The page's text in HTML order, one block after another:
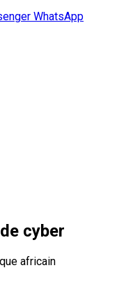
WhatsApp
cyber
africain